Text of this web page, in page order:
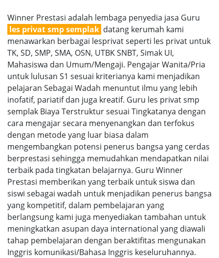
Winner Prestasi adalah lembaga penyedia jasa Guru
les privat smp semplak datang kerumah kami
menawarkan berbagai lesprivat seperti les privat untuk
TK, SD, SMP, SMA, OSN, UTBK SNBT, Simak UI,
Mahasiswa dan Umum/Mengaji. Pengajar Wanita/Pria
untuk lulusan S1 sesuai kriterianya kami menjadikan
pelajaran Sebagai Wadah menuntut ilmu yang lebih
inofatif, pariatif dan juga kreatif. Guru les privat smp
semplak Biaya Terstruktur sesuai Tingkatanya dengan
cara mengajar secara menyenangkan dan terfokus
dengan metode yang luar biasa dalam
mengembangkan potensi penerus bangsa yang cerdas
berprestasi sehingga memudahkan mendapatkan nilai
terbaik pada tingkatan belajarnya. Guru Winner
Prestasi memberikan yang terbaik untuk siswa dan
siswi sebagai wadah untuk menjadikan penerus bangsa
yang kompetitif, dalam pembelajaran yang
berlangsung kami juga menyediakan tambahan untuk
meningkatkan asupan daya international yang diawali
tahap pembelajaran dengan beraktifitas mengunakan
Inggris komunikasi/Bahasa Inggris keseluruhannya.